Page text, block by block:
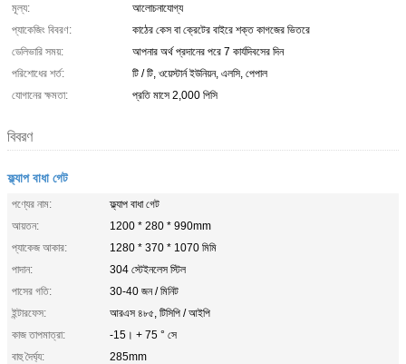
মূল্য:
আলোচনাযোগ্য
প্যাকেজিং বিবরণ:
কাঠের কেস বা ক্রেটের বাইরে শক্ত কাগজের ভিতরে
ডেলিভারি সময়:
আপনার অর্থ প্রদানের পরে 7 কার্যদিবসের দিন
পরিশোধের শর্ত:
টি / টি, ওয়েস্টার্ন ইউনিয়ন, এলসি, পেপাল
যোগানের ক্ষমতা:
প্রতি মাসে 2,000 পিসি
বিবরণ
ফ্ল্যাপ বাধা গেট
পণ্যের নাম:
ফ্ল্যাপ বাধা গেট
আয়তন:
1200 * 280 * 990mm
প্যাকেজ আকার:
1280 * 370 * 1070 মিমি
পাদান:
304 স্টেইনলেস স্টিল
পাসের গতি:
30-40 জন / মিনিট
ইন্টারফেস:
আরএস ৪৮৫, টিসিপি / আইপি
কাজ তাপমাত্রা:
-15। + 75 ° সে
বাহু দৈর্ঘ্য:
285mm